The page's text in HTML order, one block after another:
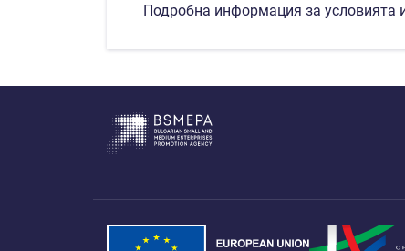
Подробна информация за условията